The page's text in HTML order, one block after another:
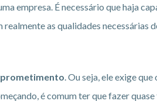
empresa. É necessário que haja
as qualidades necessárias
. Ou seja, ele exige
é comum ter que fazer